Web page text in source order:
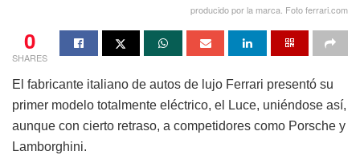
producido por la marca. Foto ferrari.com
0
SHARES
El fabricante italiano de autos de lujo Ferrari presentó su
primer modelo totalmente eléctrico, el Luce, uniéndose así,
aunque con cierto retraso, a competidores como Porsche y
Lamborghini.